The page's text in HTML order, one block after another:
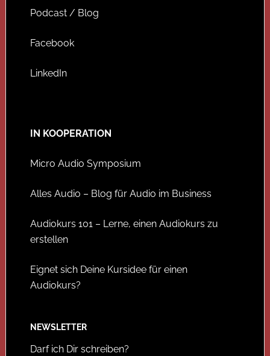
Podcast / Blog
Facebook
LinkedIn
IN KOOPERATION
Micro Audio Symposium
Alles Audio – Blog für Audio im Business
Audiokurs 101 – Lerne, einen Audiokurs zu
erstellen
Eignet sich Deine Kursidee für einen
Audiokurs?
NEWSLETTER
Darf ich Dir schreiben?